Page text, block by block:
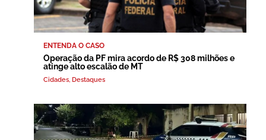
ENTENDA O CASO
Operação da PF mira acordo de R$ 308 milhões e
atinge alto escalão de MT
Cidades, Destaques